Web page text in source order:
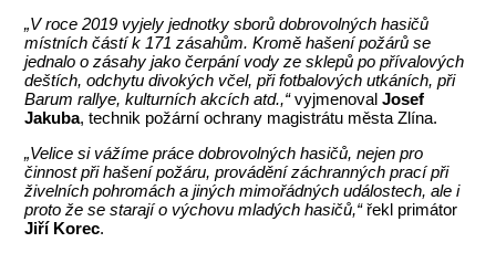
„V roce 2019 vyjely jednotky sborů dobrovolných hasičů
místních částí k 171 zásahům. Kromě hašení požárů se
jednalo o zásahy jako čerpání vody ze sklepů po přívalových
deštích, odchytu divokých včel, při fotbalových utkáních, při
Barum rallye, kulturních akcích atd.,“vyjmenovalJosef
Jakuba, technik požární ochrany magistrátu města Zlína.
„Velice si vážíme práce dobrovolných hasičů, nejen pro
činnost při hašení požáru, provádění záchranných prací při
živelních pohromách a jiných mimořádných událostech, ale i
proto že se starají o výchovu mladých hasičů,“řekl primátor
Jiří Korec.